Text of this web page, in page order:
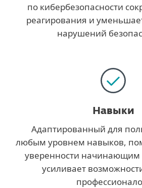
по кибербезопасности
реагирования и
нарушений
Навыки
Адаптированный для
любым уровнем навыков,
уверенности начинающим
усиливает